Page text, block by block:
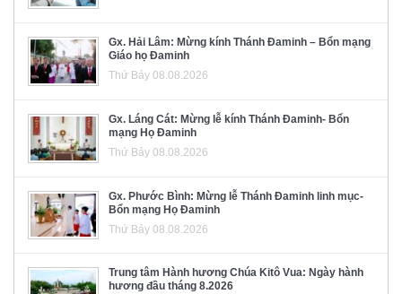
Gx. Hải Lâm: Mừng kính Thánh Đaminh – Bổn mạng
Giáo họ Đaminh
Thứ Bảy 08.08.2026
Gx. Láng Cát: Mừng lễ kính Thánh Đaminh- Bổn
mạng Họ Đaminh
Thứ Bảy 08.08.2026
Gx. Phước Bình: Mừng lễ Thánh Đaminh linh mục-
Bổn mạng Họ Đaminh
Thứ Bảy 08.08.2026
Trung tâm Hành hương Chúa Kitô Vua: Ngày hành
hương đầu tháng 8.2026